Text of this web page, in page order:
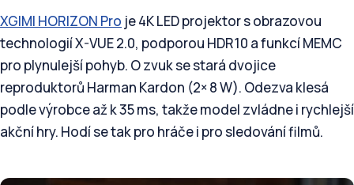
XGIMI HORIZON Pro je 4K LED projektor s obrazovou
technologií X-VUE 2.0, podporou HDR10 a funkcí MEMC
pro plynulejší pohyb. O zvuk se stará dvojice
reproduktorů Harman Kardon (2× 8 W). Odezva klesá
podle výrobce až k 35 ms, takže model zvládne i rychlejší
akční hry. Hodí se tak pro hráče i pro sledování filmů.